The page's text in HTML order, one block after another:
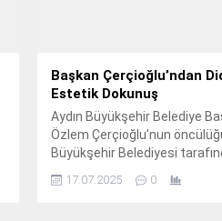
Başkan Çerçioğlu’ndan
Estetik Dokunuş
Aydın Büyükşehir Belediye
Özlem Çerçioğlu’nun
Büyükşehir Belediyesi
kent genelinde sürdürülen
çalışmalar Didim’de de devam
17.07.2025 0